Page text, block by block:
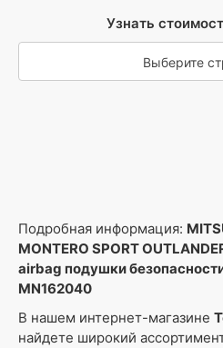
Узнать
Выберите
Подробная информация:
MONTERO SPORT
airbag подушки
MN162040
В нашем интернет-магазине
найдете широкий